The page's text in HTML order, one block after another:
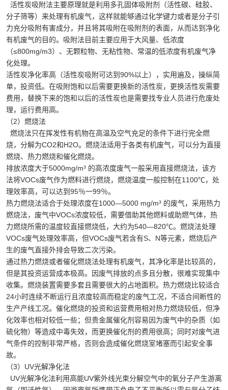
活性炭吸附法主要原理就是利用多孔固体吸附剂（活性碳、硅胶、
分子筛等）来处理有机废气，这样就能够通过化学键力或者是分子引
力充分吸附有害成分，并且将其吸附在吸附剂的表面，从而达到净化
有机废气的目的。吸附法目前主要应用于大风量、低浓度
（≤800mg/m3）、无颗粒物、无粘性物、常温的低浓度有机废气净
化处理。
活性炭净化率高（活性炭吸附可达到90%以上），实用遍及，操纵简
单，投资低。在吸附饱和以后需要更换新的活性炭，更换活性炭需要
费用，替换下来的饱和以后的活性炭也是需要找专业人员进行危废处
理，运行费用高。
（2）燃烧法
燃烧法只在挥发性有机物在高温及空气充足的条件下进行完全燃
烧，分解为CO2和H2O。燃烧法适用于各类有机废气，可以分为直接
燃烧、热力燃烧和催化燃烧。
排放浓度大于5000mg/m³ 的高浓度废气一般采用直接燃烧法，该方
法将VOCs废气作为燃料进行燃烧，燃烧温度一般控制在1100℃，处
理效率高，可以达到95％一99％。
热力燃烧法适合于处理浓度在1000—5000 mg/m³ 的废气，采用热力
燃烧法，废气中VOCs浓度较低，需要借助其他燃料或助燃气体，热
力燃烧所需的温度较直接燃烧低，大约为540—820℃。燃烧法处理
VOCs废气处理效率高，但VOCs废气若含有S、N等元素，燃烧后产
生的废气直接外排会导致二次污染。
通过热力燃烧或者催化燃烧法处理有机废气，其净化率是比较高的，
但是其投资运营成本极高。因废气排放的点多且分散，很难实现集中
收集。燃烧装置需要多套且需要很大的占地面积。热力燃烧比较适合
24小时连续不断运行且浓度较高而稳定的废气工况，不适合间断性的
生产产线工况。催化燃烧的投资和运营费用相对热力燃烧较低，但净
化效率也相对较低一些；但贵金属催化剂容易因为废气中的杂质（如
硫化物）等造成中毒失效，而更换催化剂的费用很高；同时对废气进
气条件的控制非常严格，否则会造成催化燃烧室堵塞而引起安全事
故。
（3）UV光解净化法
UV光解净化法利用高能UV紫外线光束分解空气中的氧分子产生游离